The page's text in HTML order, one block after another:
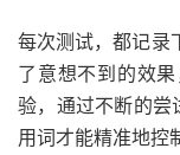
每次测试，都记录
了意想不到的效
验，通过不断的尝
用词才能精准地控